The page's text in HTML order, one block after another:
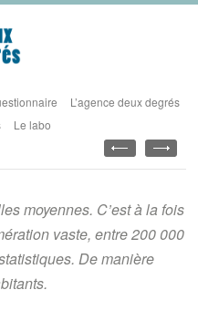
L’agence deux degrés
Le labo
moyennes. C’est à la fois
vaste, entre 200 000
De manière